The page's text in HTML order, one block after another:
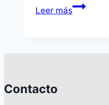
Leer másPintura
Contacto